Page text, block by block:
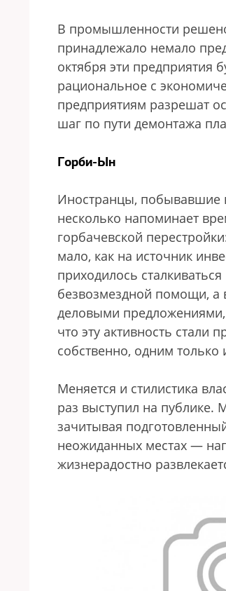
В промышленности
принадлежало немало
октября эти предприятия
рациональное с
предприятиям разрешат
шаг по пути демонтажа
Горби-Ын
Иностранцы, побывавшие
несколько напоминает
горбачевской
мало, как на источник
приходилось
безвозмездной помощи, а
деловыми
что эту активность стали
собственно, одним
Меняется и стилистика
раз выступил на публике.
зачитывая
неожиданных местах —
жизнерадостно